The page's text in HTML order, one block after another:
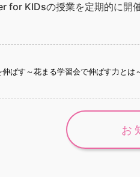
for KIDsの授業を定期的に開
ばす～花まる学習会で伸ばす力とは
お